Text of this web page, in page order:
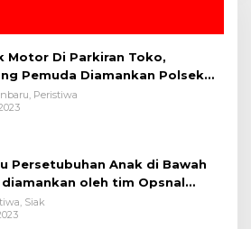
Motor Di Parkiran Toko,
Pemuda Diamankan Polsek
Peristiwa
Persetubuhan Anak di Bawah
diamankan oleh tim Opsnal
Tualang-Polres Siak-Polda Riau
Siak